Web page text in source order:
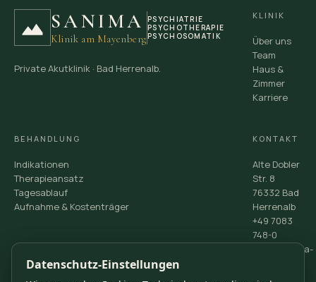
SANIMA
Klinik am Mayenberg
PSYCHIATRIE
PSYCHOTHERAPIE
PSYCHOSOMATIK
Private Akutklinik · Bad Herrenalb.
KLINIK
Über uns
Team
Haus &
Zimmer
Karriere
BEHANDLUNG
Indikationen
Therapieansatz
Tagesablauf
Aufnahme & Kostenträger
KONTAKT
Alte Dobler
Str. 8
76332 Bad
Herrenalb
+49 7083
748-0
info@sanima-
Datenschutz-Einstellungen